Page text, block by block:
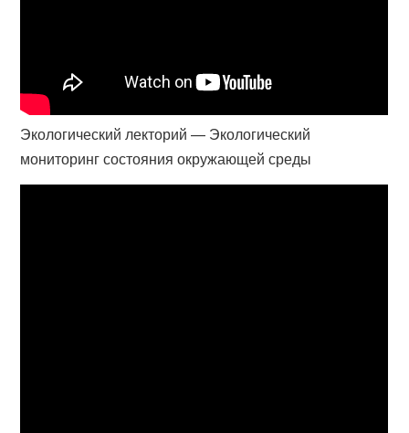
Экологический лекторий — Экологический
мониторинг состояния окружающей среды